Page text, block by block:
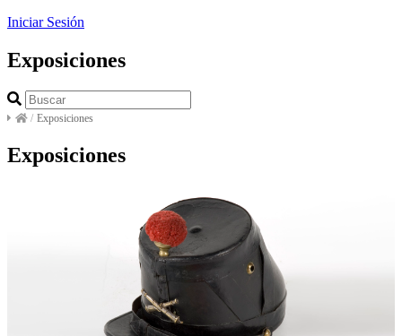
Iniciar Sesión
Exposiciones
/ Exposiciones
Exposiciones